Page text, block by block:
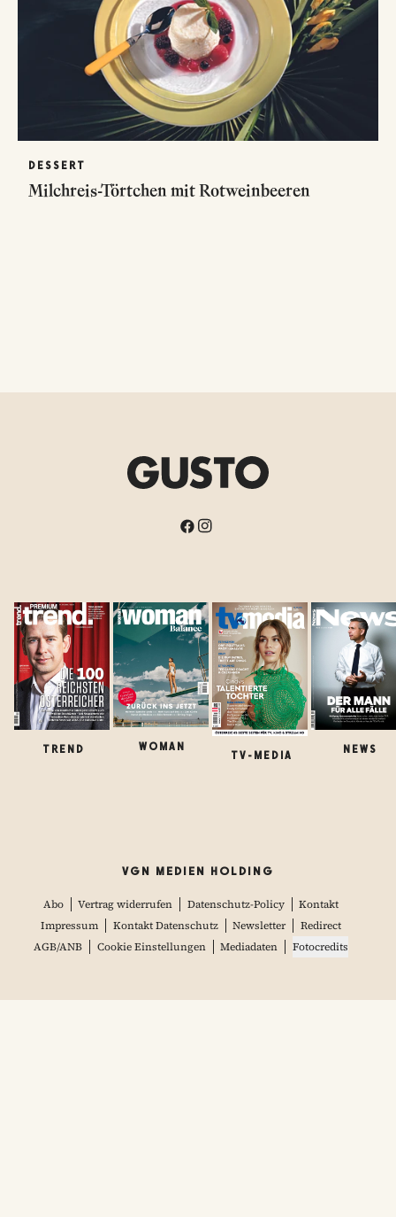
DESSERT
Milchreis-Törtchen mit Rotweinbeeren
TREND WOMAN
TV-MEDIA
NEWS
VGN MEDIEN HOLDING
Abo Vertrag widerrufen Datenschutz-Policy
Kontakt
Impressum
Kontakt Datenschutz Newsletter
Redirect
AGB/ANB
Cookie Einstellungen Mediadaten Fotocredits